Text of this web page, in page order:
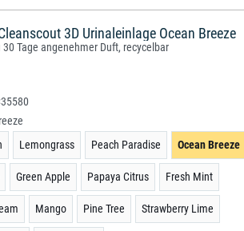
3D Urinaleinlage Ocean Breeze
30 Tage angenehmer Duft, recycelbar
Lemongrass Peach Paradise Ocean Breeze
Green Apple Papaya Citrus Fresh Mint
Mango Pine Tree Strawberry Lime